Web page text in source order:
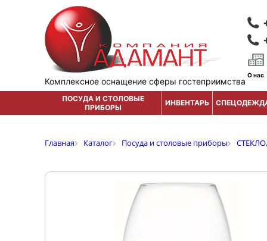
Комплексное оснащение сферы гостеприимства
О нас
ПОСУДА И СТОЛОВЫЕ
ПРИБОРЫ
ИНВЕНТАРЬ
Главная Каталог Посуда и столовые приборы